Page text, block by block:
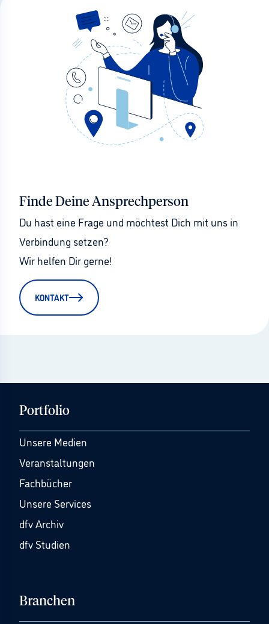
Finde Deine Ansprechperson
Du hast eine Frage und möchtest Dich mit uns in
Verbindung setzen?
Wir helfen Dir gerne!
KONTAKT
Portfolio
Unsere Medien
Veranstaltungen
Fachbücher
Unsere Services
dfv Archiv
dfv Studien
Branchen